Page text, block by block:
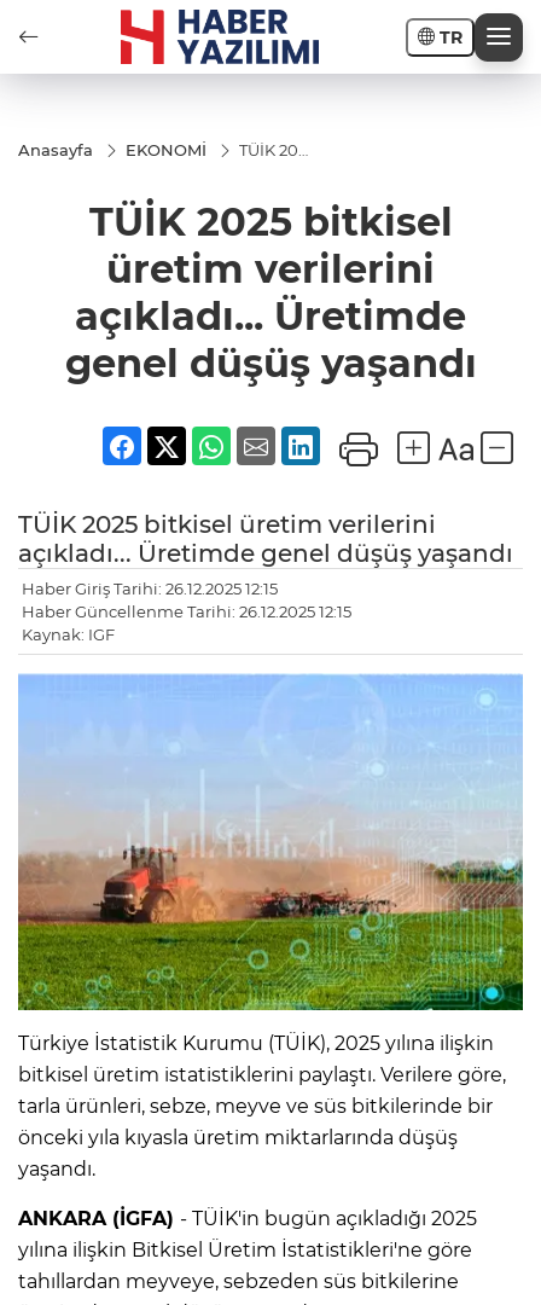
TR
Anasayfa EKONOMİ
TÜİK 2025
verilerini
açıkladı...
genel
düşüş
yaşandı
TÜİK 2025 bitkisel
üretim verilerini
açıkladı... Üretimde
genel düşüş yaşandı
TÜİK 2025 bitkisel üretim verilerini
açıkladı... Üretimde genel düşüş yaşandı
Haber Giriş Tarihi: 26.12.2025 12:15
Haber Güncellenme Tarihi: 26.12.2025 12:15
Kaynak: IGF
Türkiye İstatistik Kurumu (TÜİK), 2025 yılına ilişkin
bitkisel üretim istatistiklerini paylaştı. Verilere göre,
tarla ürünleri, sebze, meyve ve süs bitkilerinde bir
önceki yıla kıyasla üretim miktarlarında düşüş
yaşandı.
ANKARA (İGFA) - TÜİK'in bugün açıkladığı 2025
yılına ilişkin Bitkisel Üretim İstatistikleri'ne göre
tahıllardan meyveye, sebzeden süs bitkilerine